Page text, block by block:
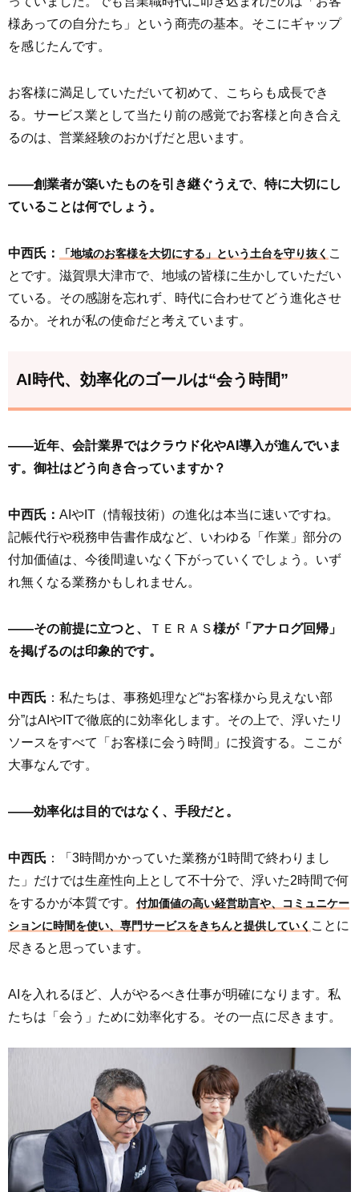
様あっての自分たち」という商売の基本。そこにギャップ
を感じたんです。
お客様に満足していただいて初めて、こちらも成長でき
る。サービス業として当たり前の感覚でお客様と向き合え
るのは、営業経験のおかげだと思います。
――創業者が築いたものを引き継ぐうえで、特に大切にし
ていることは何でしょう。
中西氏： 「地域のお客様を大切にする」という土台を守り抜く こ
とです。滋賀県大津市で、地域の皆様に生かしていただい
ている。その感謝を忘れず、時代に合わせてどう進化させ
るか。それが私の使命だと考えています。
AI時代、効率化のゴールは“会う時間”
――近年、会計業界ではクラウド化やAI導入が進んでいま
す。御社はどう向き合っていますか？
中西氏： AIやIT（情報技術）の進化は本当に速いですね。
記帳代行や税務申告書作成など、いわゆる「作業」部分の
付加価値は、今後間違いなく下がっていくでしょう。いず
れ無くなる業務かもしれません。
――その前提に立つと、 ＴＥＲＡＳ様が「アナログ回帰」
を掲げるのは印象的です。
中西氏 ：私たちは、事務処理など“お客様から見えない部
分”はAIやITで徹底的に効率化します。その上で、浮いたリ
ソースをすべて「お客様に会う時間」に投資する。ここが
大事なんです。
――効率化は目的ではなく、手段だと。
中西氏 ：「3時間かかっていた業務が1時間で終わりまし
た」だけでは生産性向上として不十分で、浮いた2時間で何
をするかが本質です。 付加価値の高い経営助言や、コミュニケー
ションに時間を使い、専門サービスをきちんと提供していく ことに
尽きると思っています。
AIを入れるほど、人がやるべき仕事が明確になります。私
たちは「会う」ために効率化する。その一点に尽きます。